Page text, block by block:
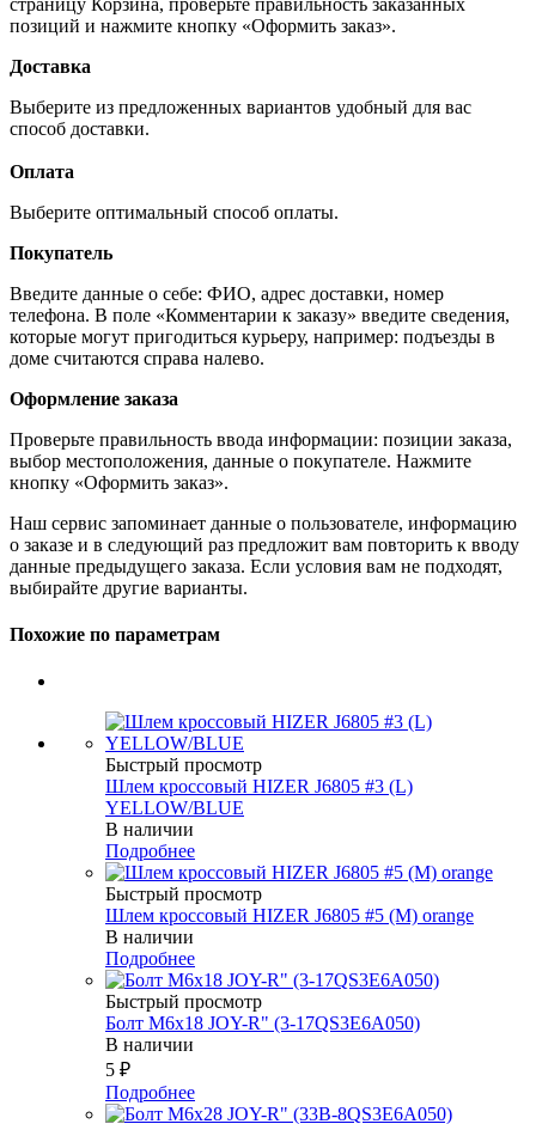
страницу Корзина, проверьте правильность заказанных
позиций и нажмите кнопку «Оформить заказ».
Доставка
Выберите из предложенных вариантов удобный для вас
способ доставки.
Оплата
Выберите оптимальный способ оплаты.
Покупатель
Введите данные о себе: ФИО, адрес доставки, номер
телефона. В поле «Комментарии к заказу» введите сведения,
которые могут пригодиться курьеру, например: подъезды в
доме считаются справа налево.
Оформление заказа
Проверьте правильность ввода информации: позиции заказа,
выбор местоположения, данные о покупателе. Нажмите
кнопку «Оформить заказ».
Наш сервис запоминает данные о пользователе, информацию
о заказе и в следующий раз предложит вам повторить к вводу
данные предыдущего заказа. Если условия вам не подходят,
выбирайте другие варианты.
Похожие по параметрам
Быстрый просмотр
Шлем кроссовый HIZER J6805 #3 (L)
YELLOW/BLUE
В наличии
Подробнее
Быстрый просмотр
Шлем кроссовый HIZER J6805 #5 (M) orange
В наличии
Подробнее
Быстрый просмотр
Болт М6х18 JOY-R" (3-17QS3E6A050)
В наличии
5 ₽
Подробнее